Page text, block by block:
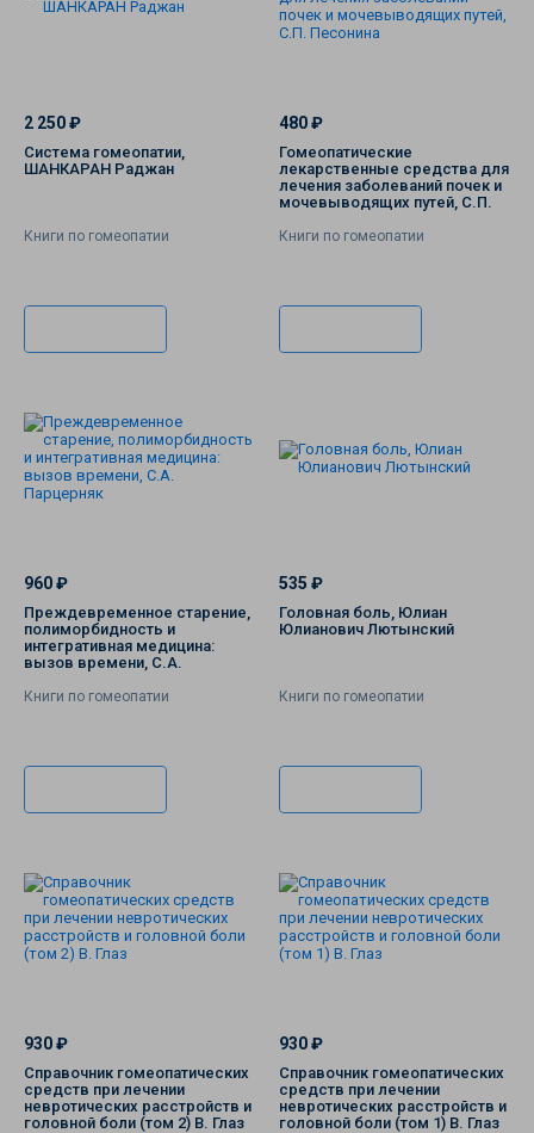
2 250 ₽
Система гомеопатии,
ШАНКАРАН Раджан
Книги по гомеопатии
480 ₽
Гомеопатические
лекарственные средства для
лечения заболеваний почек и
мочевыводящих путей, С.П.
Книги по гомеопатии
960 ₽
Преждевременное старение,
полиморбидность и
интегративная медицина:
вызов времени, С.А.
Книги по гомеопатии
535 ₽
Головная боль, Юлиан
Юлианович Лютынский
Книги по гомеопатии
930 ₽
Справочник гомеопатических
средств при лечении
невротических расстройств и
головной боли (том 2) В. Глаз
930 ₽
Справочник гомеопатических
средств при лечении
невротических расстройств и
головной боли (том 1) В. Глаз